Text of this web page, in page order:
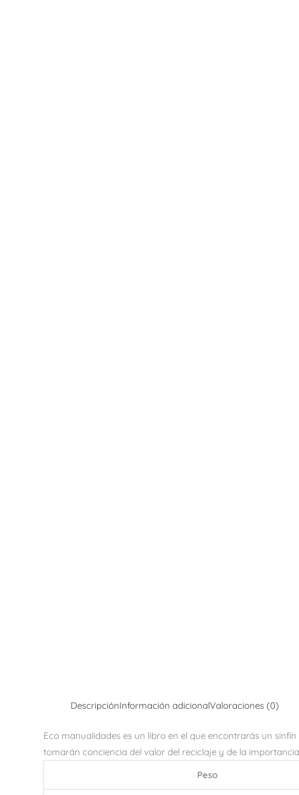
DescripciónInformación adicionalValoraciones (0)
Eco manualidades es un libro en el que encontrarás un
tomarán conciencia del valor del reciclaje y de la
Peso